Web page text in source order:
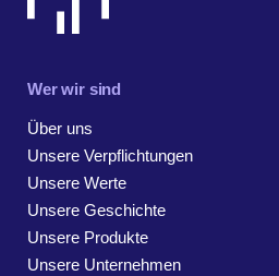
Wer wir sind
Über uns
Unsere Verpflichtungen
Unsere Werte
Unsere Geschichte
Unsere Produkte
Unsere Unternehmen